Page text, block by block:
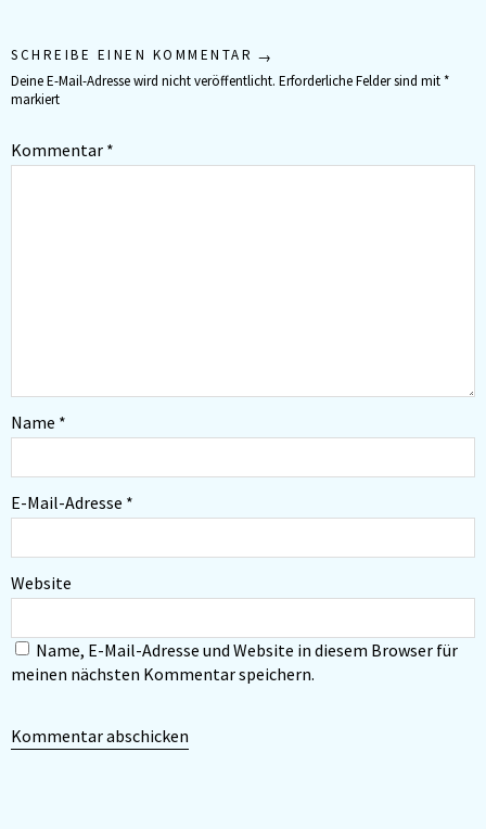
SCHREIBE EINEN KOMMENTAR
Deine E-Mail-Adresse wird nicht veröffentlicht. Erforderliche Felder sind mit*
markiert
Kommentar *
Name *
E-Mail-Adresse *
Website
Name, E-Mail-Adresse und Website in diesem Browser für
meinen nächsten Kommentar speichern.